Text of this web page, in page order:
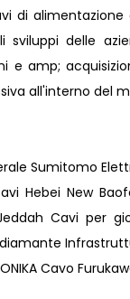
di
delle
e amp;
all'interno del
Sumitomo
Hebei New
Cavi per
Cavo